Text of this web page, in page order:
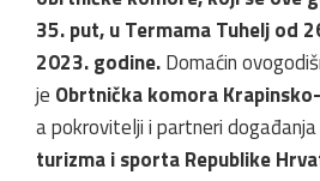
35. put, u Termama Tuhelj od
2023. godine.Domaćin
je Obrtnička komora
a pokrovitelji i partneri događanja
turizma i sporta Republike